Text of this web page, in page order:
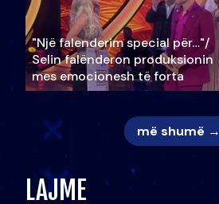
"Një falenderim special për…"/
Selin falënderon produksionin
mes emocionesh të forta
më shumë →
LAJME